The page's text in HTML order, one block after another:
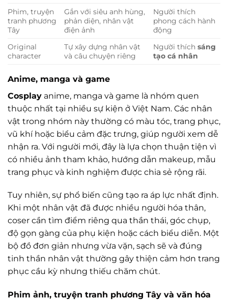
Phim, truyện
tranh phương
Tây
Gắn với siêu anh hùng,
phản diện, nhân vật
điện ảnh
Người thích
phong cách hành
động
Original
character
Tự xây dựng nhân vật
và câu chuyện riêng
Người thíchsáng
tạo cá nhân
Anime, manga và game
Cosplay anime, manga và game là nhóm quen
thuộc nhất tại nhiều sự kiện ở Việt Nam. Các nhân
vật trong nhóm này thường có màu tóc, trang phục,
vũ khí hoặc biểu cảm đặc trưng, giúp người xem dễ
nhận ra. Với người mới, đây là lựa chọn thuận tiện vì
có nhiều ảnh tham khảo, hướng dẫn makeup, mẫu
trang phục và kinh nghiệm được chia sẻ rộng rãi.
Tuy nhiên, sự phổ biến cũng tạo ra áp lực nhất định.
Khi một nhân vật đã được nhiều người hóa thân,
coser cần tìm điểm riêng qua thần thái, góc chụp,
độ gọn gàng của phụ kiện hoặc cách biểu diễn. Một
bộ đồ đơn giản nhưng vừa vặn, sạch sẽ và đúng
tinh thần nhân vật thường gây thiện cảm hơn trang
phục cầu kỳ nhưng thiếu chăm chút.
Phim ảnh, truyện tranh phương Tây và văn hóa